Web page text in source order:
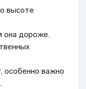
высоте
она дороже.
особенно важно